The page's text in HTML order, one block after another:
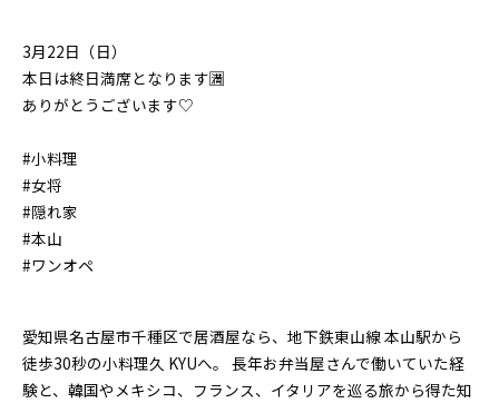
3月22日（日）
本日は終日満席となります🈵
ありがとうございます♡
#小料理
#女将
#隠れ家
#本山
#ワンオペ
愛知県名古屋市千種区で居酒屋なら、地下鉄東山線 本山駅から
徒歩30秒の小料理久 KYUへ。 長年お弁当屋さんで働いていた経
験と、韓国やメキシコ、フランス、イタリアを巡る旅から得た知